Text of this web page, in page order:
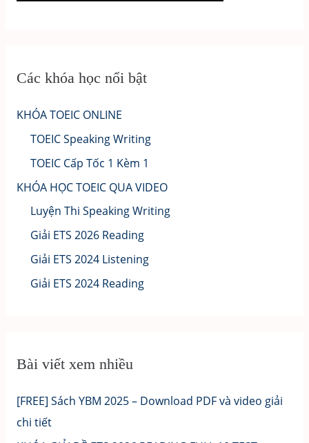
Các khóa học nổi bật
KHÓA TOEIC ONLINE
TOEIC Speaking Writing
TOEIC Cấp Tốc 1 Kèm 1
KHÓA HỌC TOEIC QUA VIDEO
Luyện Thi Speaking Writing
Giải ETS 2026 Reading
Giải ETS 2024 Listening
Giải ETS 2024 Reading
Bài viết xem nhiều
[FREE] Sách YBM 2025 – Download PDF và video giải
chi tiết